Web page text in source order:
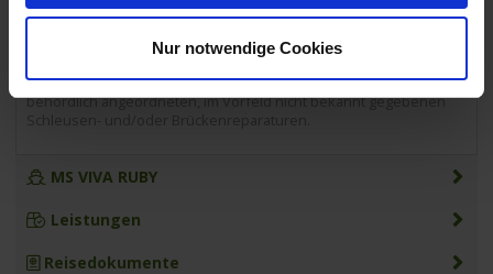
Nur notwendige Cookies
Fahrplan- und Programmänderungensind grundsätzlich
vorbehalten. Wenn z.B. wegen Niedrig-, Hochwasser oder
Schlechtwetter eine Strecke nicht befahren werden kann, behält
sich der Kapitän das Recht vor, die Route zu Ihrer Sicherheit zu
ändern (dies ist kein kostenloser Rücktrittsgrund). Gleiches gilt bei
behördlich angeordneten, im Vorfeld nicht bekannt gegebenen
Schleusen- und/oder Brückenreparaturen.
MS VIVA RUBY
Leistungen
Reisedokumente